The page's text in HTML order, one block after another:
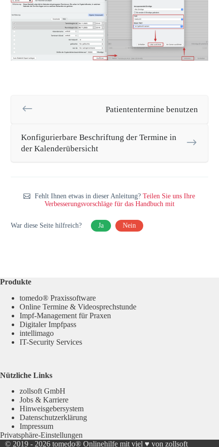
Patiententermine benutzen
Konfigurierbare Beschriftung der Termine in
der Kalenderübersicht
Fehlt Ihnen etwas in dieser Anleitung?Teilen Sie uns Ihre
Verbesserungsvorschläge für das Handbuch mit
War diese Seite hilfreich? Ja Nein
Produkte
tomedo® Praxissoftware
Online Termine & Videosprechstunde
Impf-Management für Praxen
Digitaler Impfpass
intellimago
IT-Security Services
Nützliche Links
zollsoft GmbH
Jobs & Karriere
Hinweisgebersystem
Datenschutzerklärung
Impressum
Privatsphäre-Einstellungen
© 2019 - 2026tomedo® Onlinehilfe mit viel ♥ von zollsoft